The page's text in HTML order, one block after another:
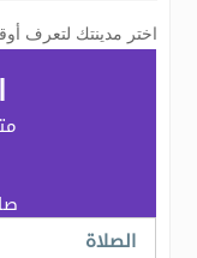
اختر مدينتك لتعرف